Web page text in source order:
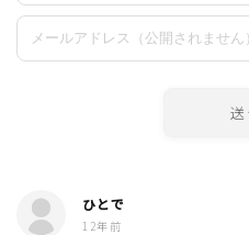
ひとで
12年前